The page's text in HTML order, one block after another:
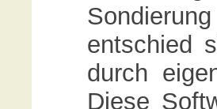
entschied
durch
Diese